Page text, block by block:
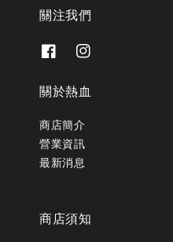
關注我們
關於熱血
商店簡介
營業資訊
最新消息
商店須知